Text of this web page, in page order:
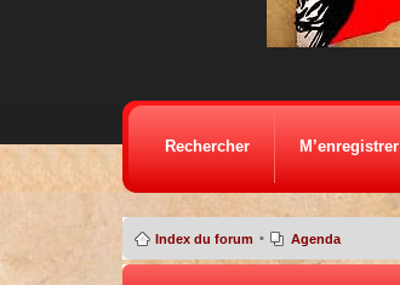
Rechercher M’enregistrer
Index du forum • Agenda